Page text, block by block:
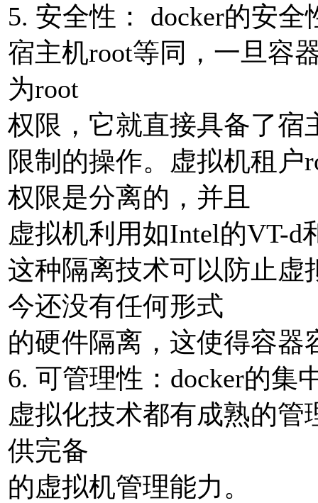
5. 安全性： docker的安
宿主机root等同，⼀旦容
为root
权限，它就直接具备了宿
限制的操作。虚拟机租户
权限是分离的，并且
虚拟机利⽤如Intel的VT-d
这种隔离技术可以防⽌虚
今还没有任何形式
的硬件隔离，这使得容器
6. 可管理性：docker的集
虚拟化技术都有成熟的管
供完备
的虚拟机管理能⼒。